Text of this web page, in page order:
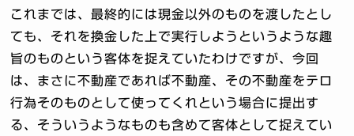
これまでは、最終的には現金以外のものを渡したとし
ても、それを換金した上で実行しようというような趣
旨のものという客体を捉えていたわけですが、今回
は、まさに不動産であれば不動産、その不動産をテロ
行為そのものとして使ってくれという場合に提出す
る、そういうようなものも含めて客体として捉えてい